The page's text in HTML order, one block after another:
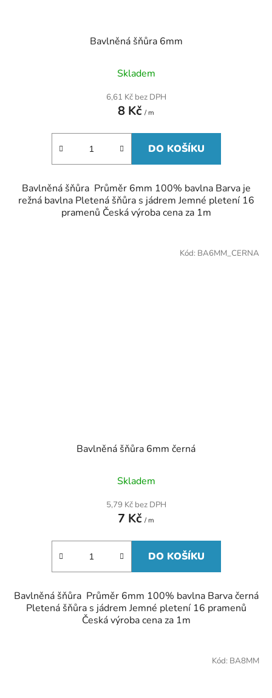
Bavlněná šňůra 6mm
Skladem
6,61 Kč bez DPH
8 Kč / m
DO KOŠÍKU
Bavlněná šňůra Průměr 6mm 100% bavlna Barva je
režná bavlna Pletená šňůra s jádrem Jemné pletení 16
pramenů Česká výroba cena za 1m
Bavlněná šňůra 6mm černá
Skladem
5,79 Kč bez DPH
7 Kč / m
DO KOŠÍKU
Bavlněná šňůra Průměr 6mm 100% bavlna Barva černá
Pletená šňůra s jádrem Jemné pletení 16 pramenů
Česká výroba cena za 1m
Kód: BA6MM_CERNA
Kód: BA8MM